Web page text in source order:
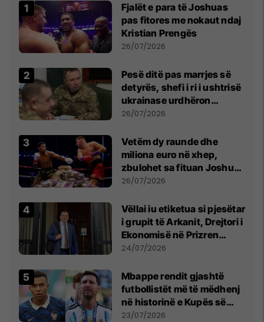
Fjalët e para të Joshuas
pas fitores me nokaut ndaj
Kristian Prengës
26/07/2026
Pesë ditë pas marrjes së
detyrës, shefi i ri i ushtrisë
ukrainase urdhëron
kontroll të madh
26/07/2026
Vetëm dy raunde dhe
miliona euro në xhep,
zbulohet sa fituan Joshua
e Prenga
26/07/2026
Vëllai iu etiketua si pjesëtar
i grupit të Arkanit, Drejtori i
Ekonomisë në Prizren
mohon pretendimet
24/07/2026
Mbappe rendit gjashtë
futbollistët më të mëdhenj
në historinë e Kupës së
Botës, Messi mbetet i dyti
23/07/2026